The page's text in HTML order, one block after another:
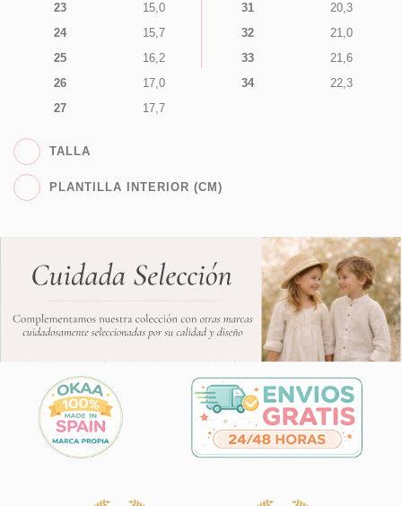
23
15,0
24
15,7
25
16,2
26
17,0
27
17,7
31
20,3
32
21,0
33
21,6
34
22,3
TALLA
PLANTILLA INTERIOR (CM)